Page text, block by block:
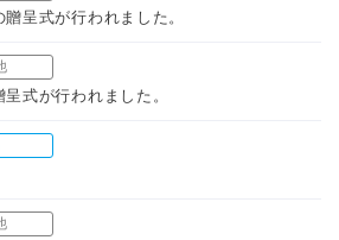
呈式が行われました。
式が行われました。